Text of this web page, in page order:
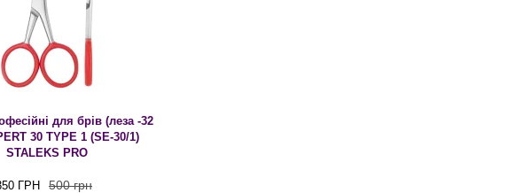
для брів (леза -32
30 TYPE 1 (SE-30/1)
STALEKS PRO
ГРН 500 грн